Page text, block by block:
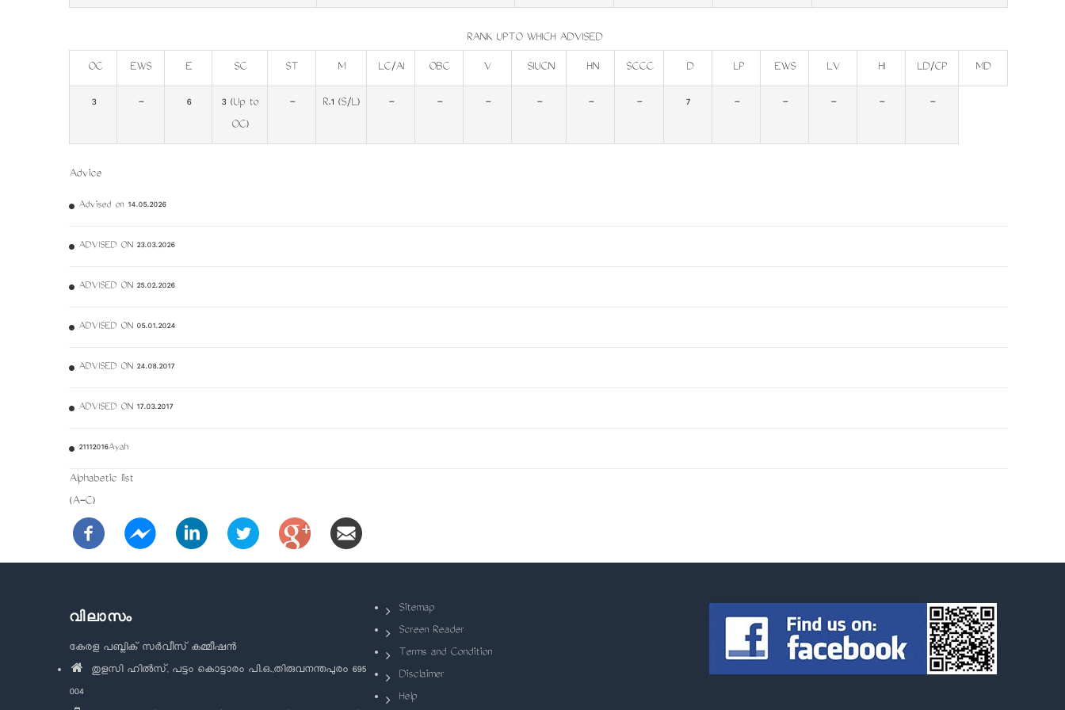
RANK UPTO WHICH ADVISED
OC
EWS E SC ST M LC/AI OBC V SIUCN HN SCCC D LP EWS LV HI LD/CP MD
3 - 6
3 (Up to
OC)
- R.1 (S/L) - - - - - - 7 - - - - -
Advice
Advised on 14.05.2026
ADVISED ON 23.03.2026
ADVISED ON 25.02.2026
ADVISED ON 05.01.2024
ADVISED ON 24.08.2017
ADVISED ON 17.03.2017
21112016Ayah
Alphabetic list
(A-C)
വിലാസം
കേരള പബ്ലിക് സർവീസ് കമ്മീഷൻ
തുളസി ഹിൽസ്, പട്ടം കൊട്ടാരം പി.ഒ.,തിരുവനന്തപുരം 695
004
Sitemap
Screen Reader
Terms and Condition
Disclaimer
Help